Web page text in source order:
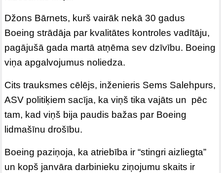
Džons Bārnets, kurš vairāk nekā 30 gadus
Boeing strādāja par kvalitātes kontroles vadītāju,
pagājušā gada martā atņēma sev dzīvību. Boeing
viņa apgalvojumus noliedza.
Cits trauksmes cēlējs, inženieris Sems Salehpurs,
ASV politiķiem sacīja, ka viņš tika vajāts un pēc
tam, kad viņš bija paudis bažas par Boeing
lidmašīnu drošību.
Boeing paziņoja, ka atriebība ir “stingri aizliegta”
un kopš janvāra darbinieku ziņojumu skaits ir